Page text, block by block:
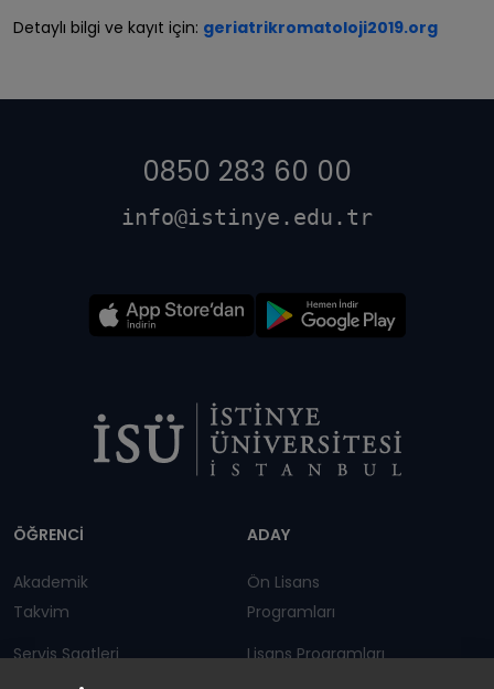
Detaylı bilgi ve kayıt için: geriatrikromatoloji2019.org
0850 283 60 00
info@istinye.edu.tr
ÖĞRENCİ
Akademik
Takvim
Servis Saatleri
ADAY
Ön Lisans
Programları
Lisans Programları